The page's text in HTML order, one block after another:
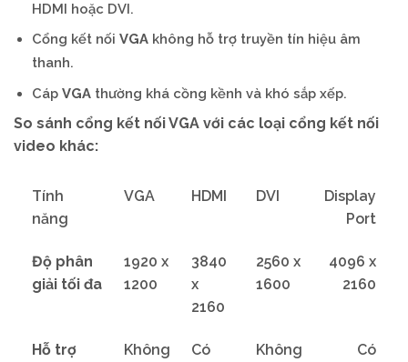
HDMI hoặc DVI.
Cổng kết nối VGA không hỗ trợ truyền tín hiệu âm
thanh.
Cáp VGA thường khá cồng kềnh và khó sắp xếp.
So sánh cổng kết nối VGA với các loại cổng kết nối
video khác:
Tính
năng
VGA HDMI DVI
Display
Port
Độ phân
giải tối đa
1920 x
1200
3840
x
2160
2560 x
1600
4096 x
2160
Hỗ trợ
Không Có Không Có